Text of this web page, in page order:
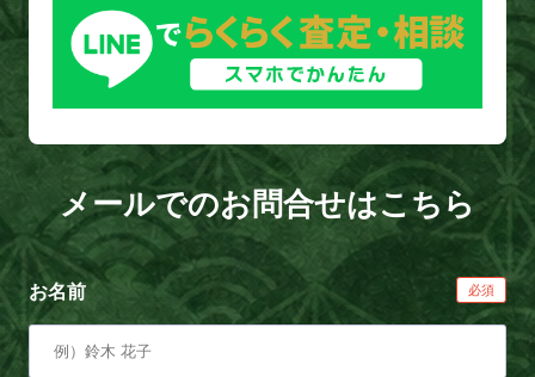
メールでのお問合せはこちら
お名前